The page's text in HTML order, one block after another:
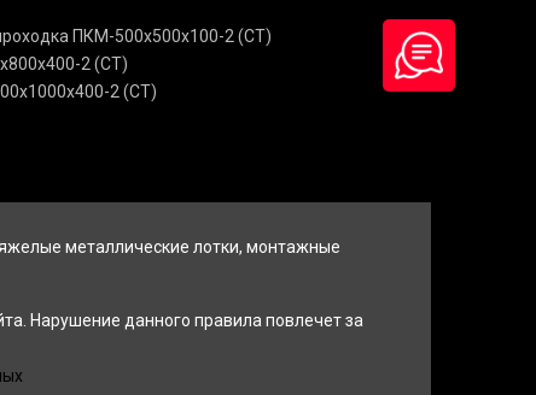
ПКМ-500х500х100-2 (СТ)
2 (СТ)
2 (СТ)
металлические лотки, монтажные
Нарушение данного правила повлечет за